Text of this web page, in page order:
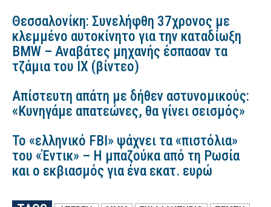
Θεσσαλονίκη: Συνελήφθη 37χρονος με
κλεμμένο αυτοκίνητο για την καταδίωξη
BMW – Αναβάτες μηχανής έσπασαν τα
τζάμια του ΙΧ (βίντεο)
Απίστευτη απάτη με δήθεν αστυνομικούς:
«Κυνηγάμε απατεώνες, θα γίνει σεισμός»
Το «ελληνικό FBI» ψάχνει τα «πιστόλια»
του «Έντικ» – Η μπαζούκα από τη Ρωσία
και ο εκβιασμός για ένα εκατ. ευρώ